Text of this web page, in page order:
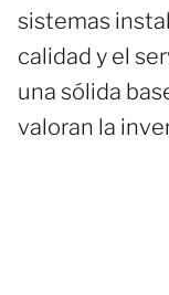
sistemas
calidad y el
una sólida
valoran la